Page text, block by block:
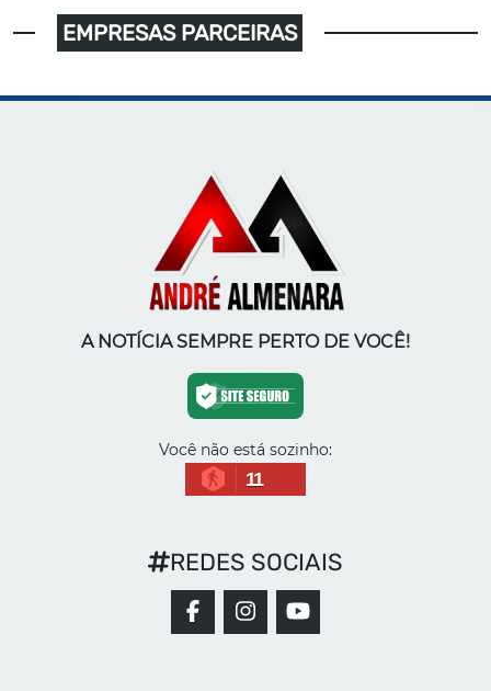
EMPRESAS PARCEIRAS
A NOTÍCIA SEMPRE PERTO DE VOCÊ!
Você não está sozinho:
11
REDES SOCIAIS